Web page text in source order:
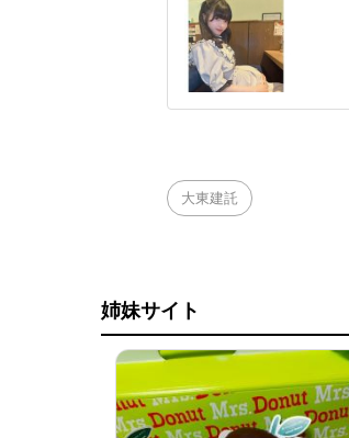
大東建託
姉妹サイト